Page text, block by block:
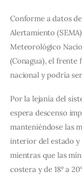
Conforme a datos
Alertamiento
Meteorológico
(Conagua), el frente
nacional y podría
Por la lejanía del
espera descenso
manteniéndose las
interior del estado y
mientras que las
costera y de 18° a